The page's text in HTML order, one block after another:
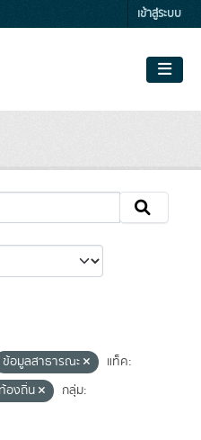
เข้าสู่ระบบ
ข้อมูลสาธารณะ
แท็ค:
องถิ่น
กลุ่ม: